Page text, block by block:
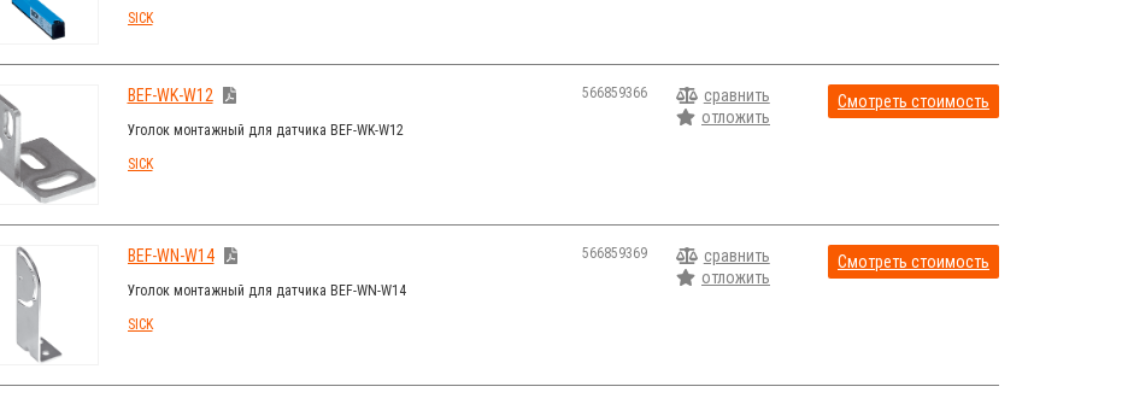
SICK
BEF-WK-W12
Уголок монтажный для датчика BEF-WK-W12
SICK
566859366
сравнить
отложить
Смотреть стоимость
BEF-WN-W14
Уголок монтажный для датчика BEF-WN-W14
SICK
566859369
сравнить
отложить
Смотреть стоимость